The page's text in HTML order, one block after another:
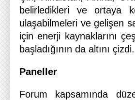
belirledikleri ve ortaya
ulaşabilmeleri ve gelişen
için enerji kaynaklarını
başladığının da altını çizdi.
Paneller
Forum kapsamında